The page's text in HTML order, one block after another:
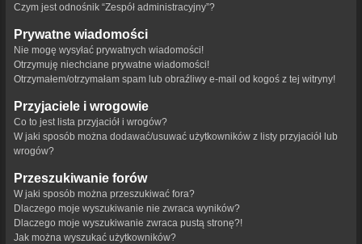
Czym jest odnośnik “Zespół administracyjny”?
Prywatne wiadomości
Nie mogę wysyłać prywatnych wiadomości!
Otrzymuję niechciane prywatne wiadomości!
Otrzymałem/otrzymałam spam lub obraźliwy e-mail od kogoś z tej witryny!
Przyjaciele i wrogowie
Co to jest lista przyjaciół i wrogów?
W jaki sposób można dodawać/usuwać użytkowników z listy przyjaciół lub
wrogów?
Przeszukiwanie forów
W jaki sposób można przeszukiwać fora?
Dlaczego moje wyszukiwanie nie zwraca wyników?
Dlaczego moje wyszukiwanie zwraca pustą stronę?!
Jak można wyszukać użytkowników?